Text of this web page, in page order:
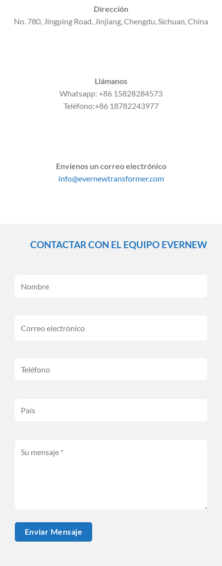
Dirección
No. 780, Jingping Road, Jinjiang, Chengdu, Sichuan, China
Llámanos
Whatsapp: +86 15828284573
Teléfono:+86 18782243977
Envíenos un correo electrónico
info@evernewtransformer.com
CONTACTAR CON EL EQUIPO EVERNEW